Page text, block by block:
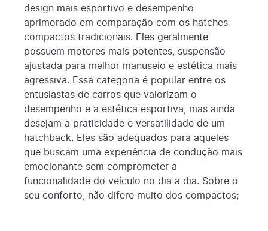
design mais esportivo e desempenho
aprimorado em comparação com os hatches
compactos tradicionais. Eles geralmente
possuem motores mais potentes, suspensão
ajustada para melhor manuseio e estética mais
agressiva. Essa categoria é popular entre os
entusiastas de carros que valorizam o
desempenho e a estética esportiva, mas ainda
desejam a praticidade e versatilidade de um
hatchback. Eles são adequados para aqueles
que buscam uma experiência de condução mais
emocionante sem comprometer a
funcionalidade do veículo no dia a dia. Sobre o
seu conforto, não difere muito dos compactos;